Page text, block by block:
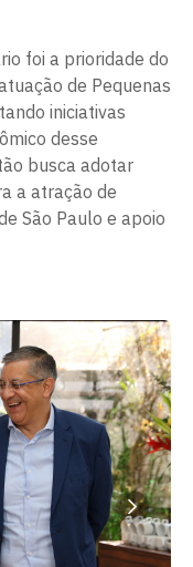
foi a prioridade do
de Pequenas
iniciativas
desse
busca adotar
a atração de
São Paulo e apoio